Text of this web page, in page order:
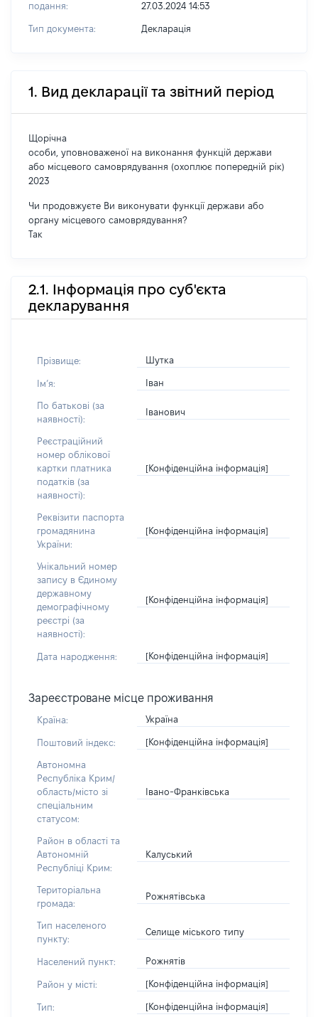
подання:
27.03.2024 14:53
Тип документа: Декларація
1. Вид декларації та звітний період
Щорічна
особи, уповноваженої на виконання функцій держави
або місцевого самоврядування (охоплює попередній рік)
2023
Чи продовжуєте Ви виконувати функції держави або
органу місцевого самоврядування?
Так
2.1. Інформація про суб'єкта
декларування
Прізвище: Шутка
Імʼя: Іван
По батькові (за
наявності):
Іванович
Реєстраційний
номер облікової
картки платника
податків (за
наявності):
[Конфіденційна інформація]
Реквізити паспорта
громадянина
України:
[Конфіденційна інформація]
Унікальний номер
запису в Єдиному
державному
демографічному
реєстрі (за
наявності):
[Конфіденційна інформація]
Дата народження: [Конфіденційна інформація]
Зареєстроване місце проживання
Країна: Україна
Поштовий індекс: [Конфіденційна інформація]
Автономна
Республіка Крим/
область/місто зі
спеціальним
статусом:
Івано-Франківська
Район в області та
Автономній
Республіці Крим:
Калуський
Територіальна
громада:
Рожнятівська
Тип населеного
пункту:
Селище міського типу
Населений пункт: Рожнятів
Район у місті: [Конфіденційна інформація]
Тип: [Конфіденційна інформація]